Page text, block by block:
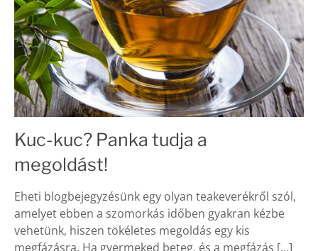
Kuc-kuc? Panka tudja a
megoldást!
Eheti blogbejegyzésünk egy olyan teakeverékről szól,
amelyet ebben a szomorkás időben gyakran kézbe
vehetünk, hiszen tökéletes megoldás egy kis
megfázásra. Ha gyermeked beteg, és a megfázás […]